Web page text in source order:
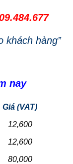
khách hàng”
nay
Giá (VAT)
12,600
12,600
80,000